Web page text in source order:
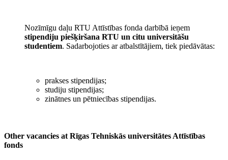
Nozīmīgu daļu RTU Attīstības fonda darbībā ieņem
stipendiju piešķiršana RTU un citu universitāšu
studentiem. Sadarbojoties ar atbalstītājiem, tiek piedāvātas:
prakses stipendijas;
studiju stipendijas;
zinātnes un pētniecības stipendijas.
Other vacancies at Rīgas Tehniskās universitātes Attīstības
fonds